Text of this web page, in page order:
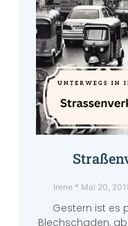
Irene Mai 20,
Gestern ist es
Blechschaden,